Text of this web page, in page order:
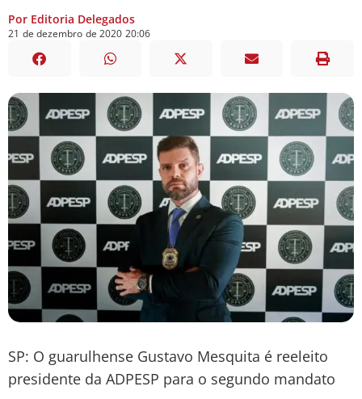
Por Editoria Delegados
21 de dezembro de 2020 20:06
SP: O guarulhense Gustavo Mesquita é reeleito
presidente da ADPESP para o segundo mandato